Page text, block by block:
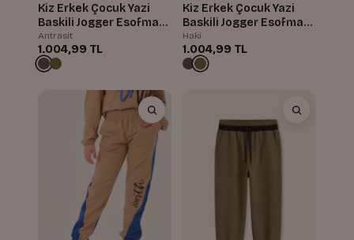
Kiz Erkek Çocuk Yazi
Baskili Jogger Esofman
Alti
Antrasit
1.004,99 TL
Kiz Erkek Çocuk Yazi
Baskili Jogger Esofman
Alti
Haki
1.004,99 TL